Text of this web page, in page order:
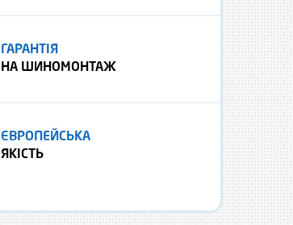
ГАРАНТІЯ
НА ШИНОМОНТАЖ
ЄВРОПЕЙСЬКА
ЯКІСТЬ